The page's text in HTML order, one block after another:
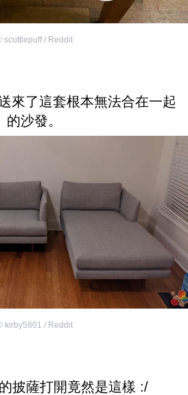
scuttlepuff / Reddit
來了這套根本無法合在一起
的沙發。
kirby5801 / Reddit
披薩打開竟然是這樣 :/